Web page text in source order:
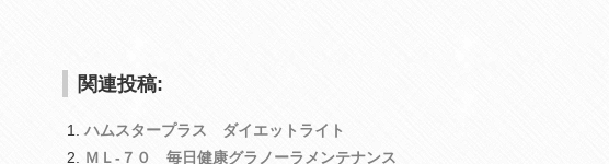
関連投稿:
ハムスタープラス ダイエットライト
ＭＬ‐７０ 毎日健康グラノーラメンテナンス